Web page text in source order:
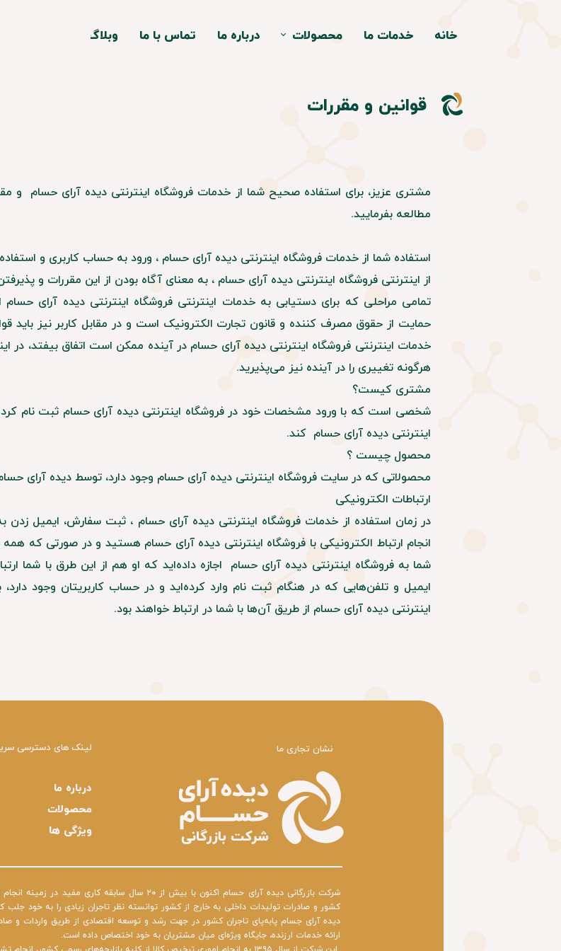
خانه خدمات ما
محصولات
درباره ما تماس با ما وبلاگ
قوانین و مقررات
مشتری عزیز، برای استفاده صحیح شما از خدمات فروشگاه اینترنتی دیده آرای حسام و
مطالعه بفرمایید.
استفاده شما از خدمات فروشگاه اینترنتی دیده آرای حسام ، ورود به حساب کاربری و
از اینترنتی فروشگاه اینترنتی دیده آرای حسام ، به معنای آگاه بودن از این مقررات و
تمامی مراحلی که برای دستیابی به خدمات اینترنتی فروشگاه اینترنتی دیده آرای
حمایت از حقوق مصرف کننده و قانون تجارت الکترونیک است و در مقابل کاربر نیز باید
خدمات اینترنتی فروشگاه اینترنتی دیده آرای حسام در آینده ممکن است اتفاق بیفتد، در
هرگونه تغییری را در آینده نیز می‌پذیرید.
مشتری کیست؟
شخصی است که با ورود مشخصات خود در فروشگاه اینترنتی دیده آرای حسام ثبت نام
اینترنتی دیده آرای حسام کند.
محصول چیست ؟
محصولاتی که در سایت فروشگاه اینترنتی دیده آرای حسام وجود دارد، توسط دیده آرای
ارتباطات الکترونیکی
در زمان استفاده از خدمات فروشگاه اینترنتی دیده آرای حسام ، ثبت سفارش، ایمیل
انجام ارتباط الکترونیکی با فروشگاه اینترنتی دیده آرای حسام هستید و در صورتی
شما به فروشگاه اینترنتی دیده آرای حسام اجازه داده‌اید که او هم از این طرق با شما
ایمیل و تلفن‌هایی که در هنگام ثبت نام وارد کرده‌اید و در حساب کاربریتان وجود
اینترنتی دیده آرای حسام از طریق آن‌ها با شما در ارتباط خواهند بود.
​نشان تجاری ما لینک های دسترسی
درباره ما
محصولات
ویژگی ها
شرکت بازرگانی دیده آرای حسام اکنون با بیش از ۲۰ سال
دیده آرای جسام پابه‌پای تاجران کشور در جهت رشد و توسعه اقتصادی از طریق واردات و
ارائه خدمات ارزنده، جایگاه ویژه‌ای میان مشتریان به خود اختصاص داده است.